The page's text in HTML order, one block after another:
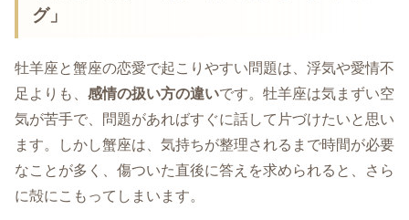
グ」
牡羊座と蟹座の恋愛で起こりやすい問題は、浮気や愛情不
足よりも、 感情の扱い方の違いです。牡羊座は気まずい空
気が苦手で、問題があればすぐに話して片づけたいと思い
ます。しかし蟹座は、気持ちが整理されるまで時間が必要
なことが多く、傷ついた直後に答えを求められると、さら
に殻にこもってしまいます。